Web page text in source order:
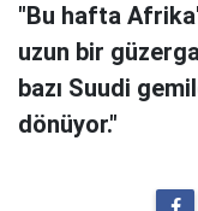
"Bu hafta
uzun bir
bazı Suudi
dönüyor."